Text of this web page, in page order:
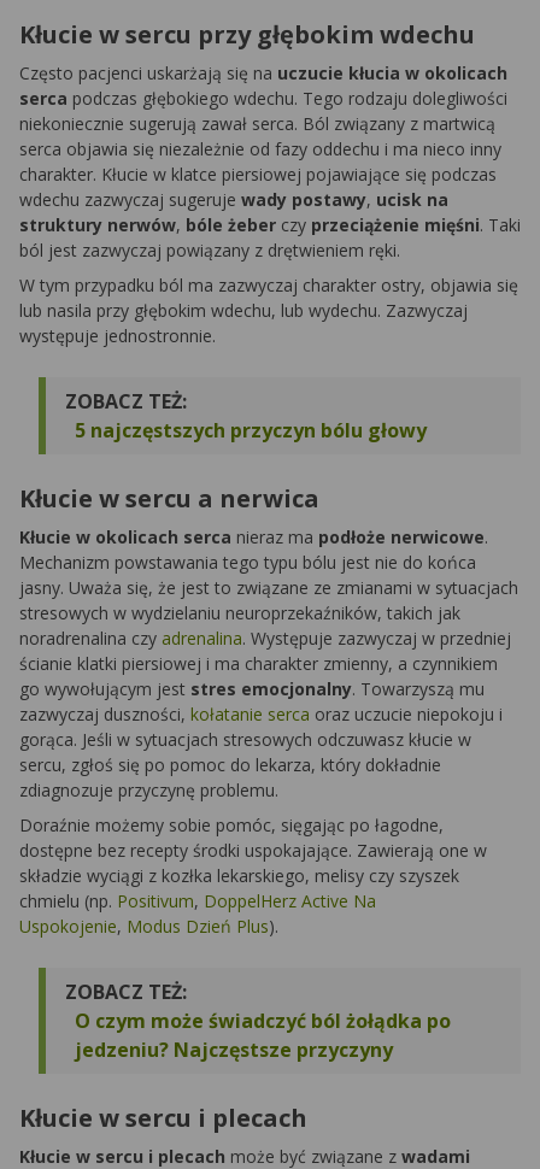
Kłucie w sercu przy głębokim wdechu
Często pacjenci uskarżają się na uczucie kłucia w okolicach
serca podczas głębokiego wdechu. Tego rodzaju dolegliwości
niekoniecznie sugerują zawał serca. Ból związany z martwicą
serca objawia się niezależnie od fazy oddechu i ma nieco inny
charakter. Kłucie w klatce piersiowej pojawiające się podczas
wdechu zazwyczaj sugeruje wady postawy, ucisk na
struktury nerwów, bóle żeber czy przeciążenie mięśni. Taki
ból jest zazwyczaj powiązany z drętwieniem ręki.
W tym przypadku ból ma zazwyczaj charakter ostry, objawia się
lub nasila przy głębokim wdechu, lub wydechu. Zazwyczaj
występuje jednostronnie.
ZOBACZ TEŻ:
5 najczęstszych przyczyn bólu głowy
Kłucie w sercu a nerwica
Kłucie w okolicach serca nieraz ma podłoże nerwicowe.
Mechanizm powstawania tego typu bólu jest nie do końca
jasny. Uważa się, że jest to związane ze zmianami w sytuacjach
stresowych w wydzielaniu neuroprzekaźników, takich jak
noradrenalina czy adrenalina. Występuje zazwyczaj w przedniej
ścianie klatki piersiowej i ma charakter zmienny, a czynnikiem
go wywołującym jest stres emocjonalny. Towarzyszą mu
zazwyczaj duszności, kołatanie serca oraz uczucie niepokoju i
gorąca. Jeśli w sytuacjach stresowych odczuwasz kłucie w
sercu, zgłoś się po pomoc do lekarza, który dokładnie
zdiagnozuje przyczynę problemu.
Doraźnie możemy sobie pomóc, sięgając po łagodne,
dostępne bez recepty środki uspokajające. Zawierają one w
składzie wyciągi z kozłka lekarskiego, melisy czy szyszek
chmielu (np. Positivum, DoppelHerz Active Na
Uspokojenie, Modus Dzień Plus).
ZOBACZ TEŻ:
O czym może świadczyć ból żołądka po
jedzeniu? Najczęstsze przyczyny
Kłucie w sercu i plecach
Kłucie w sercu i plecach może być związane z wadami